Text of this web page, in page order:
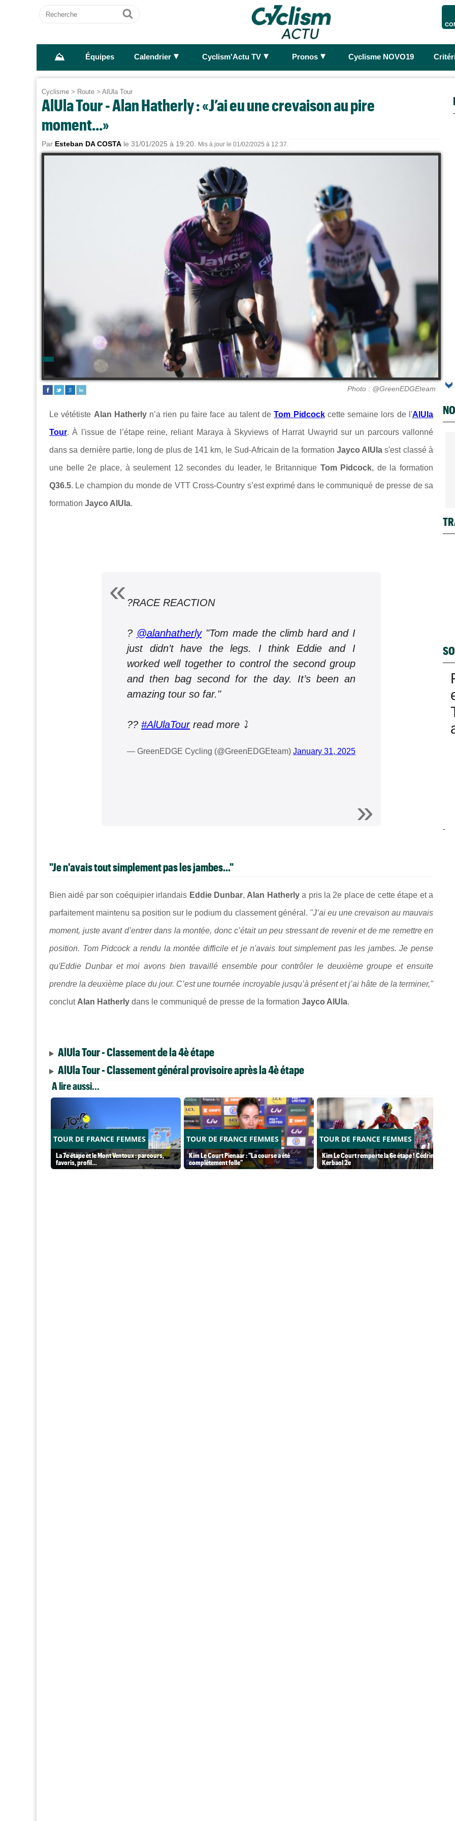
Recherche
Ok
⛰ Équipes Calendrier ► Cyclism'Actu TV ► Pronos ► Cyclisme NOVO19
Cyclisme > Route > AlUla Tour
AlUla Tour - Alan Hatherly : «J’ai eu une crevaison au pire
moment...»
Par Esteban DA COSTA le 31/01/2025 à 19:20. Mis à jour le 01/02/2025 à 12:37.
Photo : @GreenEDGEteam
Le vététiste Alan Hatherlyn’a rien pu faire face au talent deTom Pidcockcette semaine lors de l'AlUla
Tour. À l'issue de l’étape reine, reliant Maraya à Skyviews of Harrat Uwayrid sur un parcours vallonné
dans sa dernière partie, long de plus de 141 km, le Sud-Africain de la formation Jayco AlUla s'est classé à
une belle 2e place, à seulement 12 secondes du leader, le Britannique Tom Pidcock, de la formation
Q36.5. Le champion du monde de VTT Cross-Country s’est exprimé dans le communiqué de presse de sa
formation Jayco AlUla.
?RACE REACTION
? @alanhatherly"Tom made the climb hard and I
just didn’t have the legs. I think Eddie and I
worked well together to control the second group
and then bag second for the day. It’s been an
amazing tour so far."
?? #AlUlaTourread more ⤵️
— GreenEDGE Cycling (@GreenEDGEteam) January 31, 2025
"Je n'avais tout simplement pas les jambes..."
Bien aidé par son coéquipier irlandais Eddie Dunbar, Alan Hatherlya pris la 2e place de cette étape et a
parfaitement maintenu sa position sur le podium du classement général. "J’ai eu une crevaison au mauvais
moment, juste avant d’entrer dans la montée, donc c’était un peu stressant de revenir et de me remettre en
position. Tom Pidcock a rendu la montée difficile et je n'avais tout simplement pas les jambes. Je pense
qu'Eddie Dunbar et moi avons bien travaillé ensemble pour contrôler le deuxième groupe et ensuite
prendre la deuxième place du jour. C’est une tournée incroyable jusqu’à présent et j’ai hâte de la terminer,"
conclut Alan Hatherly dans le communiqué de presse de la formation Jayco AlUla.
AlUla Tour - Classement de la 4è étape
AlUla Tour - Classement général provisoire après la 4è étape
A lire aussi...
TOUR DE FRANCE FEMMES
La 7e étape et le Mont Ventoux : parcours,
favoris, profil…
TOUR DE FRANCE FEMMES
Kim Le Court Pienaar : "La course a été
complètement folle"
TOUR DE FRANCE FEMMES
Kim Le Court remporte la 6e étape ! Cédrine
Kerbaol 2e
-